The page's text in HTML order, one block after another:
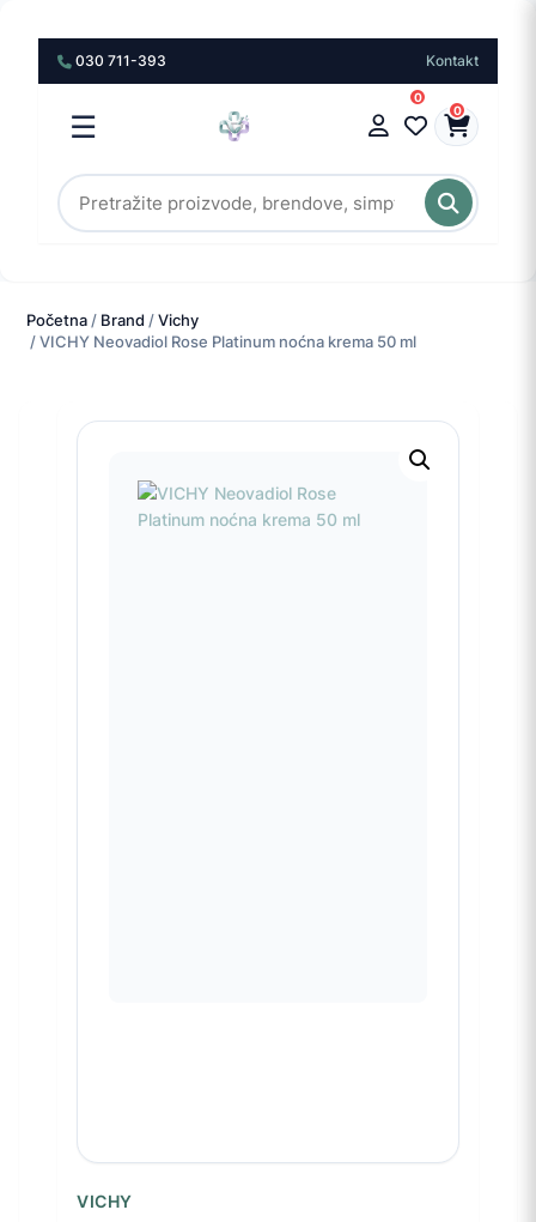
030 711-393 Kontakt
☰
0
0
Početna/ Brand / Vichy
/ VICHY Neovadiol Rose Platinum noćna krema 50 ml
VICHY